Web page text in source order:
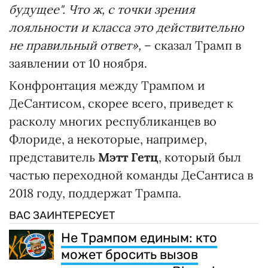
будущее". Что ж, с точки зрения
лояльности и класса это действительно
не правильный ответ», – сказал Трамп в
заявлении от 10 ноября.
Конфронтация между Трампом и
ДеСантисом, скорее всего, приведет к
расколу многих республиканцев во
Флориде, а некоторые, например,
представитель Мэтт Гетц, который был
частью переходной команды ДеСантиса в
2018 году, поддержат Трампа.
ВАС ЗАИНТЕРЕСУЕТ
Не Трампом единым: кто
может бросить вызов